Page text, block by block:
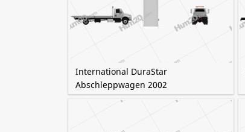
International DuraStar
Abschleppwagen 2002